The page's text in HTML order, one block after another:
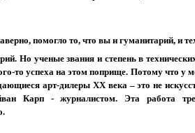
помогло то, что вы и гуманитарий, и
Но ученые звания и степень в
то успеха на этом поприще. Потому что у
арт-дилеры XXвека – это не
Карп - журналистом. Эта работа